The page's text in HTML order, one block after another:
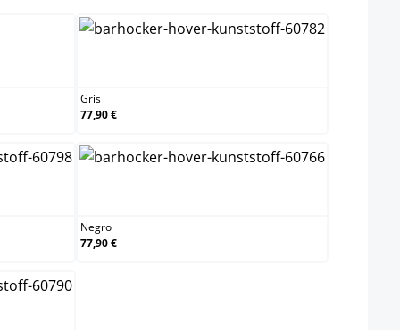
Gris
77,90 €
Negro
77,90 €